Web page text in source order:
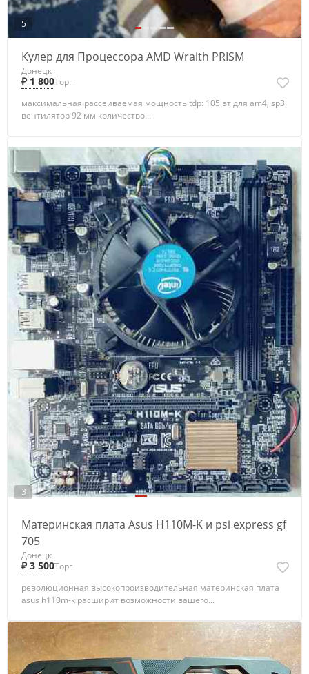
5
Кулер для Процессора AMD Wraith PRISM
Донецк
₽ 1 800Торг
максимальная рассеиваемая мощность tdp: 105 вт для am4, sp3
вентилятор 92 мм количество...
3
Материнская плата Asus H110M-K и psi express gf
705
Донецк
₽ 3 500Торг
революционная высокопроизводительная материнская плата
asus h110m-k расширит возможности вашего...